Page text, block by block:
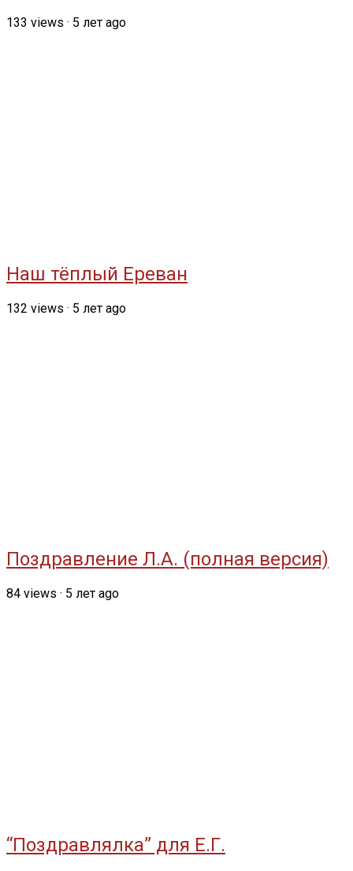
133 views · 5 лет ago
Наш тёплый Ереван
132 views · 5 лет ago
Поздравление Л.А. (полная версия)
84 views · 5 лет ago
“Поздравлялка” для Е.Г.